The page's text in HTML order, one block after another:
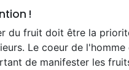
!
du fruit doit être la
Le coeur de
de manifester les